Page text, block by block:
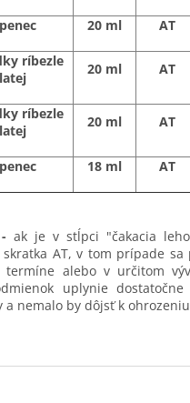
20 ml AT
ríbezle
20 ml AT
ríbezle
20 ml AT
18 ml AT
ak je v stĺpci "čakacia
AT, v tom prípade
termíne alebo v určitom
uplynie
nemalo by dôjsť k